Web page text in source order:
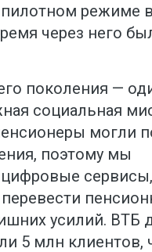
режиме
через него
поколения —
социальная
могли
поэтому мы
сервисы,
усилий. ВТБ
5 млн клиентов,